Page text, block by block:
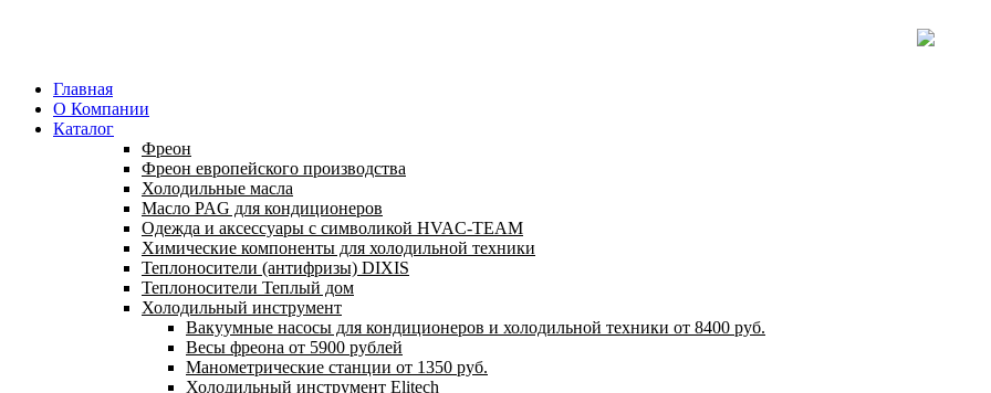
Главная
О Компании
Каталог
Фреон
Фреон европейского производства
Холодильные масла
Масло PAG для кондиционеров
Одежда и аксессуары с символикой HVAC-TEAM
Химические компоненты для холодильной техники
Теплоносители (антифризы) DIXIS
Теплоносители Теплый дом
Холодильный инструмент
Вакуумные насосы для кондиционеров и холодильной техники от 8400 руб.
Весы фреона от 5900 рублей
Манометрические станции от 1350 руб.
Холодильный инструмент Elitech